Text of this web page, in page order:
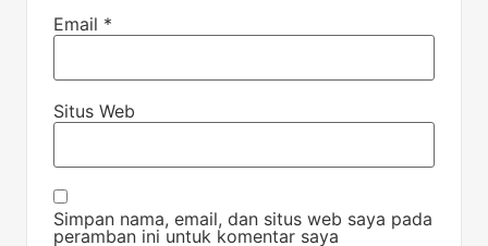
Email *
Situs Web
Simpan nama, email, dan situs web saya pada
peramban ini untuk komentar saya